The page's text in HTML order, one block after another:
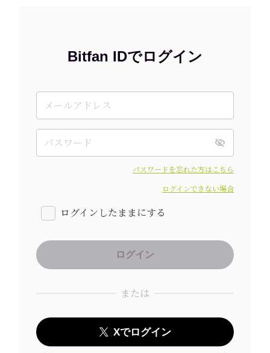
Bitfan IDでログイン
パスワードを忘れた方はこちら
ログインできない場合
ログインしたままにする
または
Xでログイン